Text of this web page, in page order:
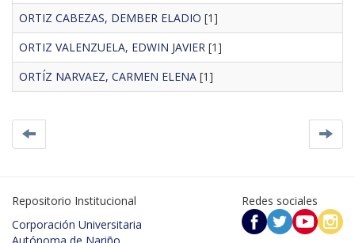
ORTIZ CABEZAS, DEMBER ELADIO [1]
ORTIZ VALENZUELA, EDWIN JAVIER [1]
ORTÍZ NARVAEZ, CARMEN ELENA [1]
Repositorio Institucional
Corporación Universitaria
Redes sociales